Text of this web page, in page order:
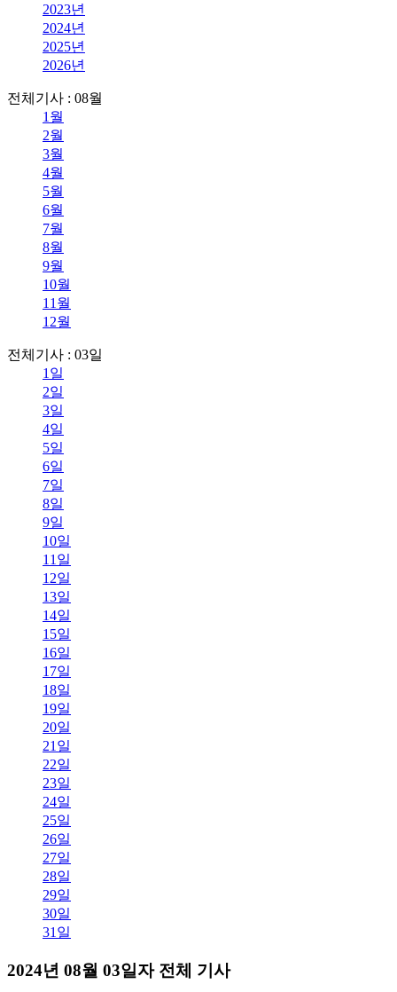
2023년
2024년
2025년
2026년
전체기사 : 08월
1월
2월
3월
4월
5월
6월
7월
8월
9월
10월
11월
12월
전체기사 : 03일
1일
2일
3일
4일
5일
6일
7일
8일
9일
10일
11일
12일
13일
14일
15일
16일
17일
18일
19일
20일
21일
22일
23일
24일
25일
26일
27일
28일
29일
30일
31일
2024년 08월 03일자 전체 기사